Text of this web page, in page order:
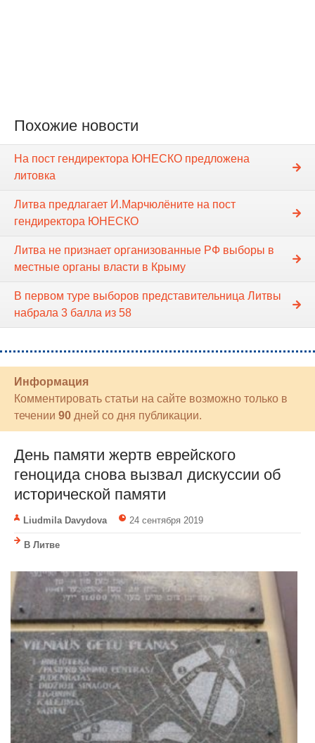
Похожие новости
На пост гендиректора ЮНЕСКО предложена
литовка
Литва предлагает И.Марчюлёните на пост
гендиректора ЮНЕСКО
Литва не признает организованные РФ выборы в
местные органы власти в Крыму
В первом туре выборов представительница Литвы
набрала 3 балла из 58
Информация
Комментировать статьи на сайте возможно только в
течении 90 дней со дня публикации.
День памяти жертв еврейского
геноцида снова вызвал дискуссии об
исторической памяти
Liudmila Davydova 24 сентября 2019
В Литве